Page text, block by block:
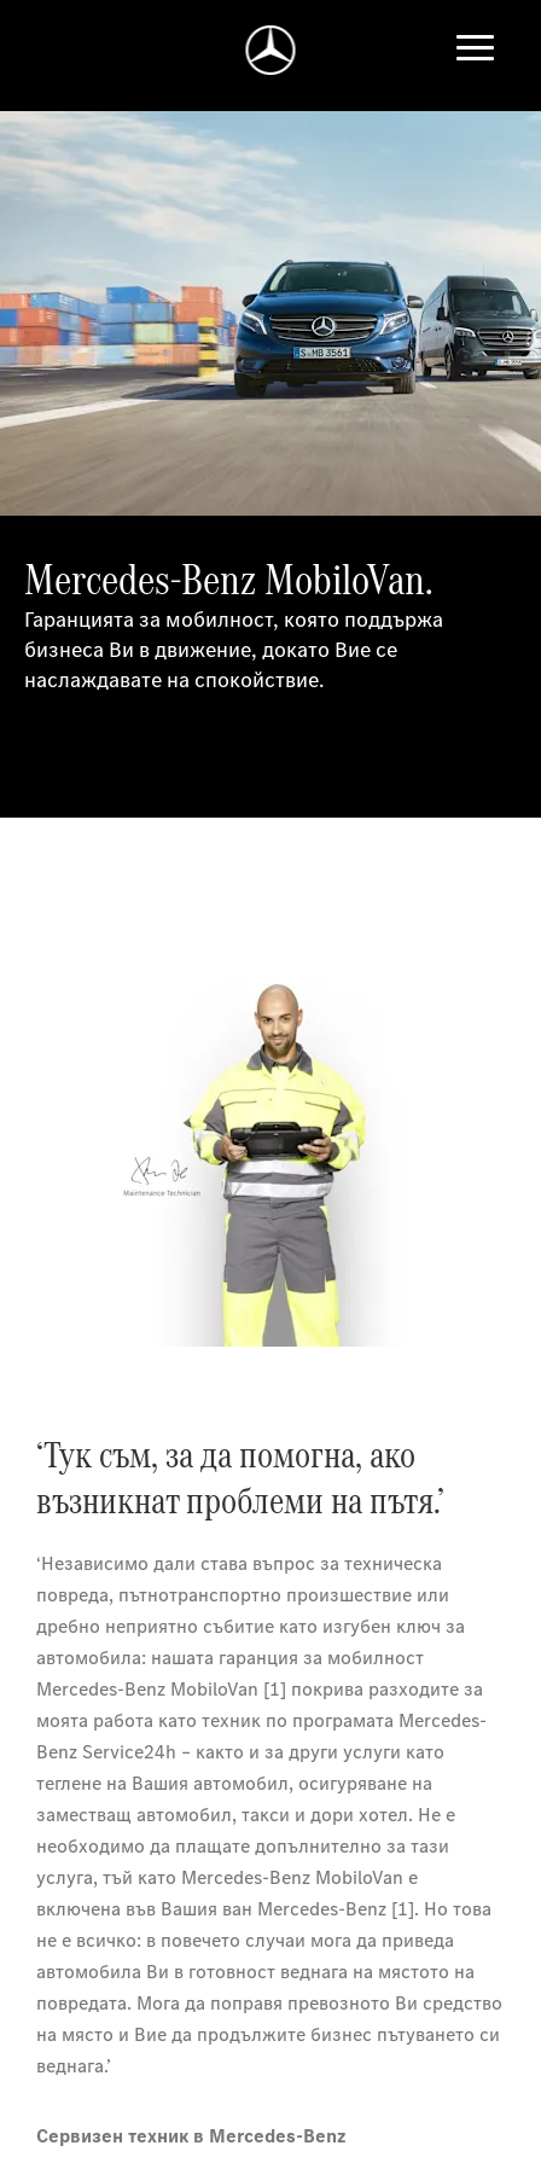
Mercedes-Benz MobiloVan.
Гаранцията за мобилност, която поддържа
бизнеса Ви в движение, докато Вие се
наслаждавате на спокойствие.
‘Тук съм, за да помогна, ако
възникнат проблеми на пътя.’
‘Независимо дали става въпрос за техническа
повреда, пътнотранспортно произшествие или
дребно неприятно събитие като изгубен ключ за
автомобила: нашата гаранция за мобилност
Mercedes-Benz MobiloVan [1] покрива разходите за
моята работа като техник по програмата Mercedes-
Benz Service24h – както и за други услуги като
теглене на Вашия автомобил, осигуряване на
заместващ автомобил, такси и дори хотел. Не е
необходимо да плащате допълнително за тази
услуга, тъй като Mercedes-Benz MobiloVan е
включена във Вашия ван Mercedes-Benz [1]. Но това
не е всичко: в повечето случаи мога да приведа
автомобила Ви в готовност веднага на мястото на
повредата. Мога да поправя превозното Ви средство
на място и Вие да продължите бизнес пътуването си
веднага.’
Сервизен техник в Mercedes-Benz